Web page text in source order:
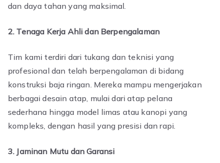
dan daya tahan yang maksimal.
2. Tenaga Kerja Ahli dan Berpengalaman
Tim kami terdiri dari tukang dan teknisi yang
profesional dan telah berpengalaman di bidang
konstruksi baja ringan. Mereka mampu mengerjakan
berbagai desain atap, mulai dari atap pelana
sederhana hingga model limas atau kanopi yang
kompleks, dengan hasil yang presisi dan rapi.
3. Jaminan Mutu dan Garansi